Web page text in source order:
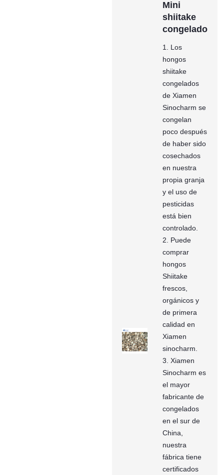
Mini
shiitake
congelado
1. Los
hongos
shiitake
congelados
de Xiamen
Sinocharm se
congelan
poco después
de haber sido
cosechados
en nuestra
propia granja
y el uso de
pesticidas
está bien
controlado.
2. Puede
comprar
hongos
Shiitake
frescos,
orgánicos y
de primera
calidad en
Xiamen
sinocharm.
3. Xiamen
Sinocharm es
el mayor
fabricante de
congelados
en el sur de
China,
nuestra
fábrica tiene
certificados